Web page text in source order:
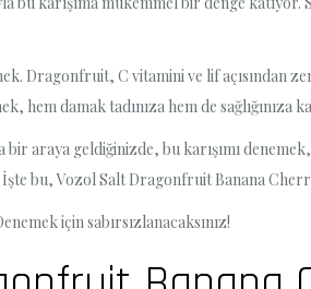
Dragonfruit, C vitamini ve lif açısından
damak tadınıza hem de sağlığınıza
araya geldiğinizde, bu karışımı
bu, Vozol Salt Dragonfruit Banana
için sabırsızlanacaksınız!